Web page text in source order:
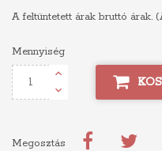
A feltüntetett árak bruttó árak.
Mennyiség
Megosztás